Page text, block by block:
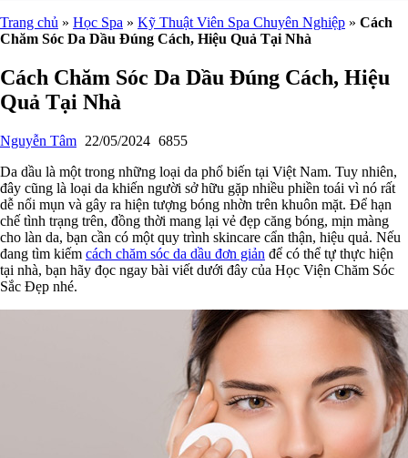
Trang chủ » Học Spa » Kỹ Thuật Viên Spa Chuyên Nghiệp » Cách
Chăm Sóc Da Dầu Đúng Cách, Hiệu Quả Tại Nhà
Cách Chăm Sóc Da Dầu Đúng Cách, Hiệu
Quả Tại Nhà
Nguyễn Tâm 22/05/2024 6855
Da dầu là một trong những loại da phổ biến tại Việt Nam. Tuy nhiên,
đây cũng là loại da khiến người sở hữu gặp nhiều phiền toái vì nó rất
dễ nổi mụn và gây ra hiện tượng bóng nhờn trên khuôn mặt. Để hạn
chế tình trạng trên, đồng thời mang lại vẻ đẹp căng bóng, mịn màng
cho làn da, bạn cần có một quy trình skincare cẩn thận, hiệu quả. Nếu
đang tìm kiếm cách chăm sóc da dầu đơn giản để có thể tự thực hiện
tại nhà, bạn hãy đọc ngay bài viết dưới đây của Học Viện Chăm Sóc
Sắc Đẹp nhé.